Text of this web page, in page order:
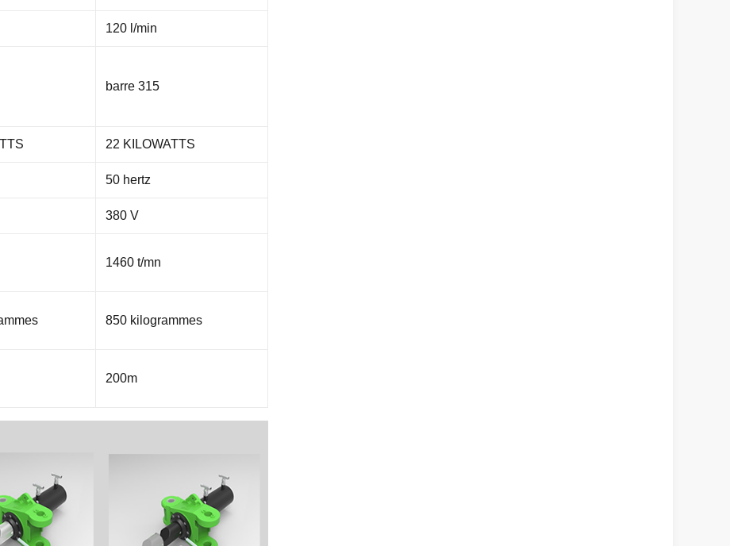
120 l/min
barre 315
22 KILOWATTS
50 hertz
380 V
1460 t/mn
850 kilogrammes
200m